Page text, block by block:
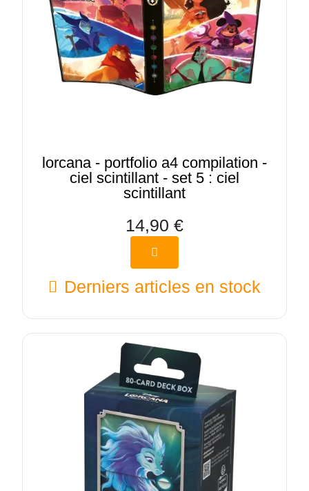
lorcana - portfolio a4 compilation -
ciel scintillant - set 5 : ciel
scintillant
14,90 €
Derniers articles en stock